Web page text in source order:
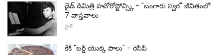
డైడ్ డిమిత్రి హవోరోస్టోవ్స్కి - "బంగారు స్వర" జీవితంలో
7 వాస్తవాలు
స్టార్
కేక్ "బర్డ్ యొక్క పాలు" - రెసిపీ